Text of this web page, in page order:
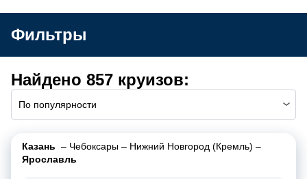
Фильтры
Найдено 857 круизов:
По популярности
Казань – Чебоксары – Нижний Новгород (Кремль) –
Ярославль